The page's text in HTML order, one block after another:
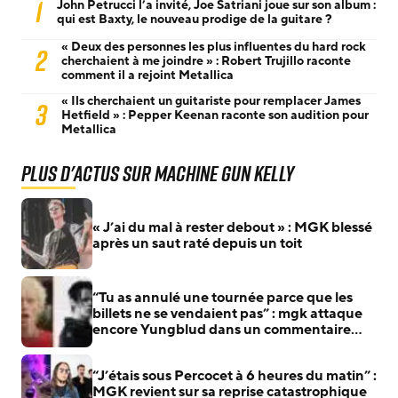
1
John Petrucci l’a invité, Joe Satriani joue sur son album :
qui est Baxty, le nouveau prodige de la guitare ?
2
« Deux des personnes les plus influentes du hard rock
cherchaient à me joindre » : Robert Trujillo raconte
comment il a rejoint Metallica
3
« Ils cherchaient un guitariste pour remplacer James
Hetfield » : Pepper Keenan raconte son audition pour
Metallica
Plus d'actus sur Machine Gun Kelly
« J’ai du mal à rester debout » : MGK blessé
après un saut raté depuis un toit
“Tu as annulé une tournée parce que les
billets ne se vendaient pas” : mgk attaque
encore Yungblud dans un commentaire
“J’étais sous Percocet à 6 heures du matin” :
MGK revient sur sa reprise catastrophique